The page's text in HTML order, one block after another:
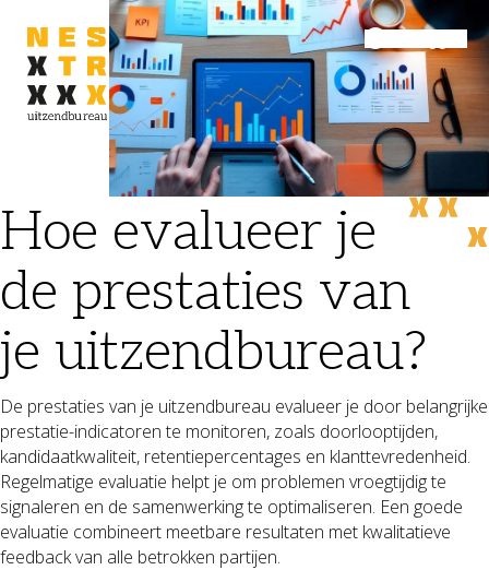
Hoe evalueer je
de prestaties van
je uitzendbureau?
De prestaties van je uitzendbureau evalueer je door belangrijke
prestatie-indicatoren te monitoren, zoals doorlooptijden,
kandidaatkwaliteit, retentiepercentages en klanttevredenheid.
Regelmatige evaluatie helpt je om problemen vroegtijdig te
signaleren en de samenwerking te optimaliseren. Een goede
evaluatie combineert meetbare resultaten met kwalitatieve
feedback van alle betrokken partijen.